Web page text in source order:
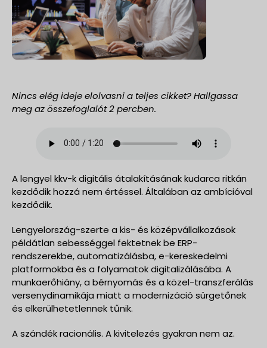
Nincs elég ideje elolvasni a teljes cikket? Hallgassa
meg az összefoglalót 2 percben.
A lengyel kkv-k digitális átalakításának kudarca ritkán
kezdődik hozzá nem értéssel. Általában az ambícióval
kezdődik.
Lengyelország-szerte a kis- és középvállalkozások
példátlan sebességgel fektetnek be ERP-
rendszerekbe, automatizálásba, e-kereskedelmi
platformokba és a folyamatok digitalizálásába. A
munkaerőhiány, a bérnyomás és a közel-transzferálás
versenydinamikája miatt a modernizáció sürgetőnek
és elkerülhetetlennek tűnik.
A szándék racionális. A kivitelezés gyakran nem az.